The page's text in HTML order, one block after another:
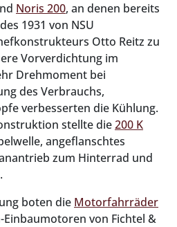
Noris 200, an denen bereits
1931 von NSU
Otto Reitz zu
Vorverdichtung im
Drehmoment bei
des Verbrauchs,
verbesserten die Kühlung.
stellte die200 K
angeflanschtes
zum Hinterrad und
boten die Motorfahrräder
Einbaumotoren von Fichtel &